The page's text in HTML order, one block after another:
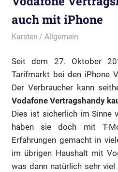
auch mit iPhone
17. Februar 2011
Karsten Allgemein
Seit dem 27. Oktober
Tarifmarkt bei den iPhone
Der Verbraucher kann
Vodafone Vertragshandy
Dies ist sicherlich im Sinne
haben sie doch mit T-
Erfahrungen gemacht in
im übrigen Haushalt mit
was dann natürlich sehr